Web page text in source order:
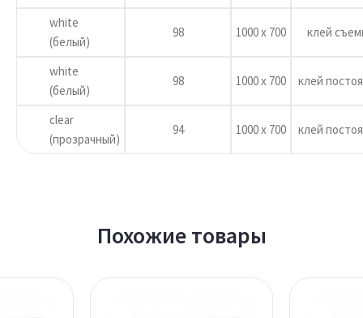
white
(белый)
98 1000 х 700 клей
white
(белый)
98 1000 х 700 клей
clear
(прозрачный)
94 1000 х 700 клей
Похожие товары